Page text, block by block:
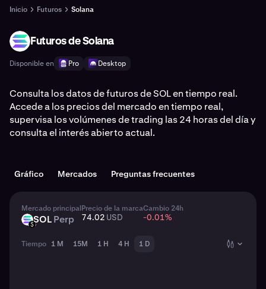
Inicio Futuros Solana
SOL Futuros de Solana
Disponible en Pro Desktop
Consulta los datos de futuros de SOL en tiempo real.
Accede a los precios del mercado en tiempo real,
supervisa los volúmenes de trading las 24 horas del día y
consulta el interés abierto actual.
Gráfico Mercados Preguntas frecuentes
Mercado principal
SOL
USDSOLPerp
Precio de la marca
74.02 USD
Cambio 24h
-0.01%
Tiempo 1 M 15M 1 H 4 H 1 D